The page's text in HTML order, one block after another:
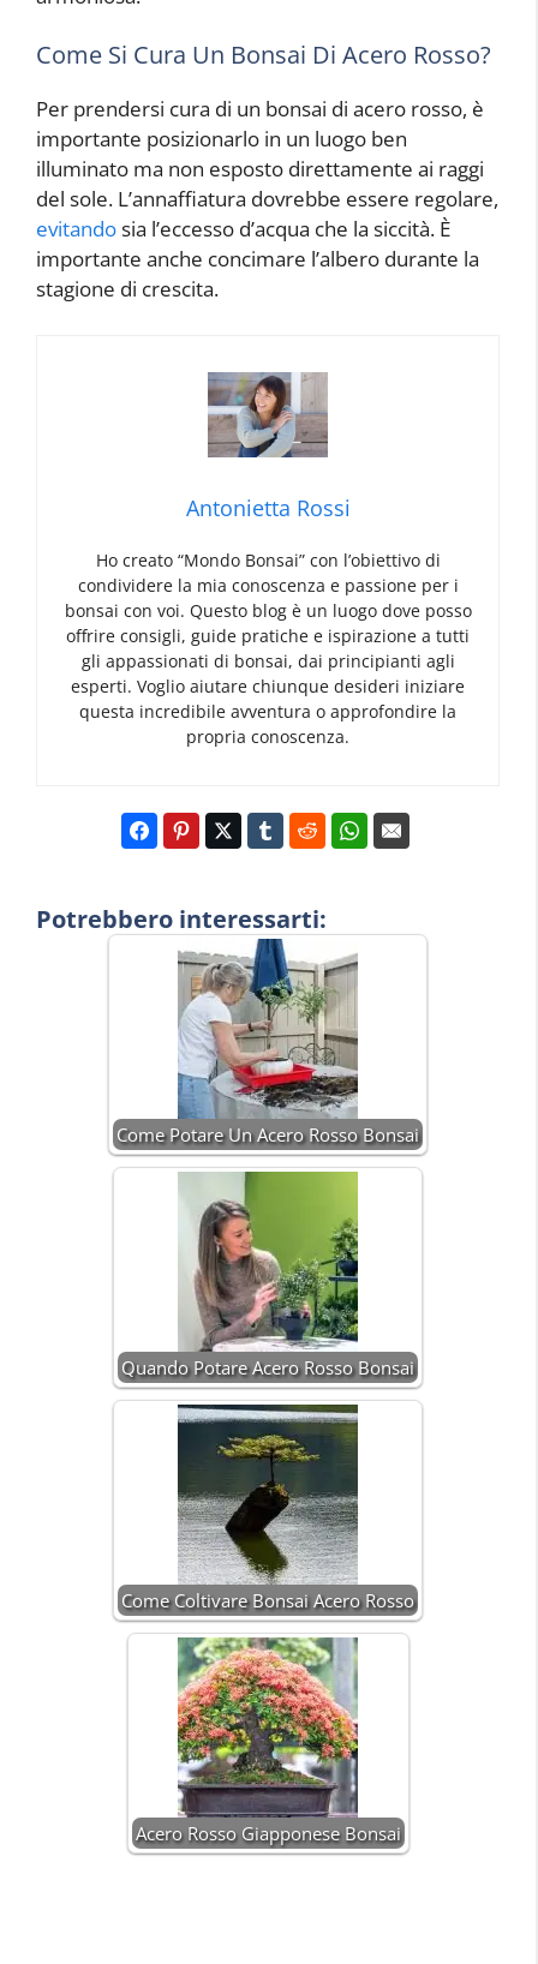
Come Si Cura Un Bonsai Di Acero Rosso?
Per prendersi cura di un bonsai di acero rosso, è
importante posizionarlo in un luogo ben
illuminato ma non esposto direttamente ai raggi
del sole. L’annaffiatura dovrebbe essere regolare,
evitandosia l’eccesso d’acqua che la siccità. È
importante anche concimare l’albero durante la
stagione di crescita.
Antonietta Rossi
Ho creato “Mondo Bonsai” con l’obiettivo di
condividere la mia conoscenza e passione per i
bonsai con voi. Questo blog è un luogo dove posso
offrire consigli, guide pratiche e ispirazione a tutti
gli appassionati di bonsai, dai principianti agli
esperti. Voglio aiutare chiunque desideri iniziare
questa incredibile avventura o approfondire la
propria conoscenza.
Potrebbero interessarti:
Come Potare Un Acero Rosso Bonsai
Quando Potare Acero Rosso Bonsai
Come Coltivare Bonsai Acero Rosso
Acero Rosso Giapponese Bonsai